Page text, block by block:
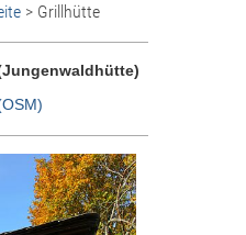
> Grillhütte